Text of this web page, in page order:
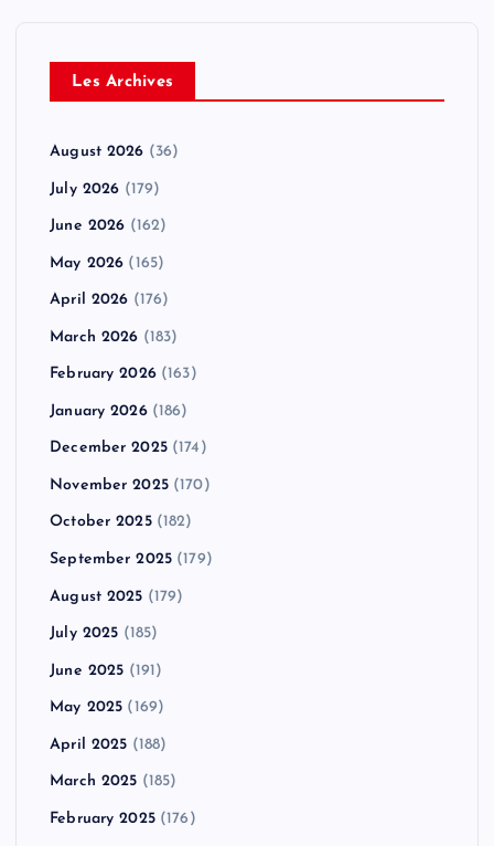
Les Archives
August 2026 (36)
July 2026 (179)
June 2026 (162)
May 2026 (165)
April 2026 (176)
March 2026 (183)
February 2026(163)
January 2026(186)
December 2025(174)
November 2025(170)
October 2025(182)
September 2025 (179)
August 2025 (179)
July 2025 (185)
June 2025 (191)
May 2025 (169)
April 2025 (188)
March 2025 (185)
February 2025(176)